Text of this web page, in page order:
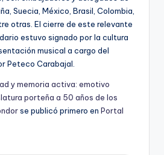
Suecia, México, Brasil, Colombia,
otras. El cierre de este relevante
estuvo signado por la cultura
musical a cargo del
Peteco Carabajal.
y memoria activa: emotivo
porteña a 50 años de los
se publicó primero en Portal